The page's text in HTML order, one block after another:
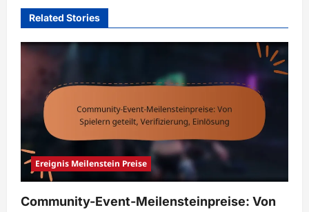
Related Stories
Ereignis Meilenstein Preise
Community-Event-Meilensteinpreise: Von